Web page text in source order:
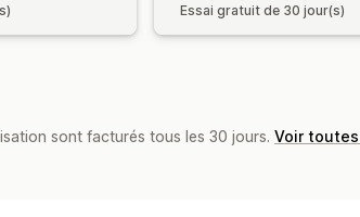
Essai gratuit de 30 jour(s)
sont facturés tous les 30 jours. Voir